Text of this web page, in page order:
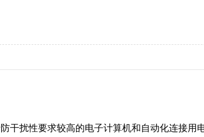
扰性要求较高的电子计算机和自动化连接用电